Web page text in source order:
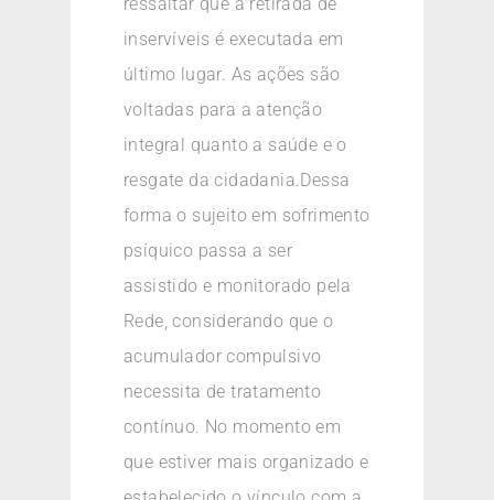
ressaltar que a retirada de
inservíveis é executada em
último lugar. As ações são
voltadas para a atenção
integral quanto a saúde e o
resgate da cidadania.Dessa
forma o sujeito em sofrimento
psíquico passa a ser
assistido e monitorado pela
Rede, considerando que o
acumulador compulsivo
necessita de tratamento
contínuo. No momento em
que estiver mais organizado e